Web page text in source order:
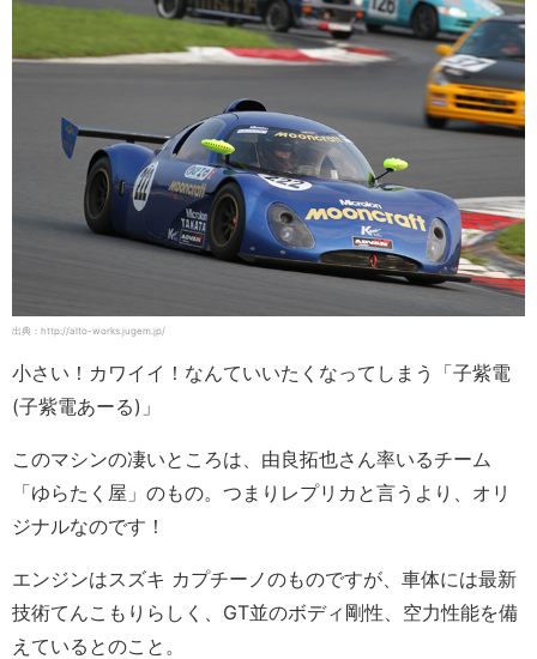
出典：http://alto-works.jugem.jp/
小さい！カワイイ！なんていいたくなってしまう「子紫電
(子紫電あーる)」
このマシンの凄いところは、由良拓也さん率いるチーム
「ゆらたく屋」のもの。つまりレプリカと言うより、オリ
ジナルなのです！
エンジンはスズキ カプチーノのものですが、車体には最新
技術てんこもりらしく、GT並のボディ剛性、空力性能を備
えているとのこと。